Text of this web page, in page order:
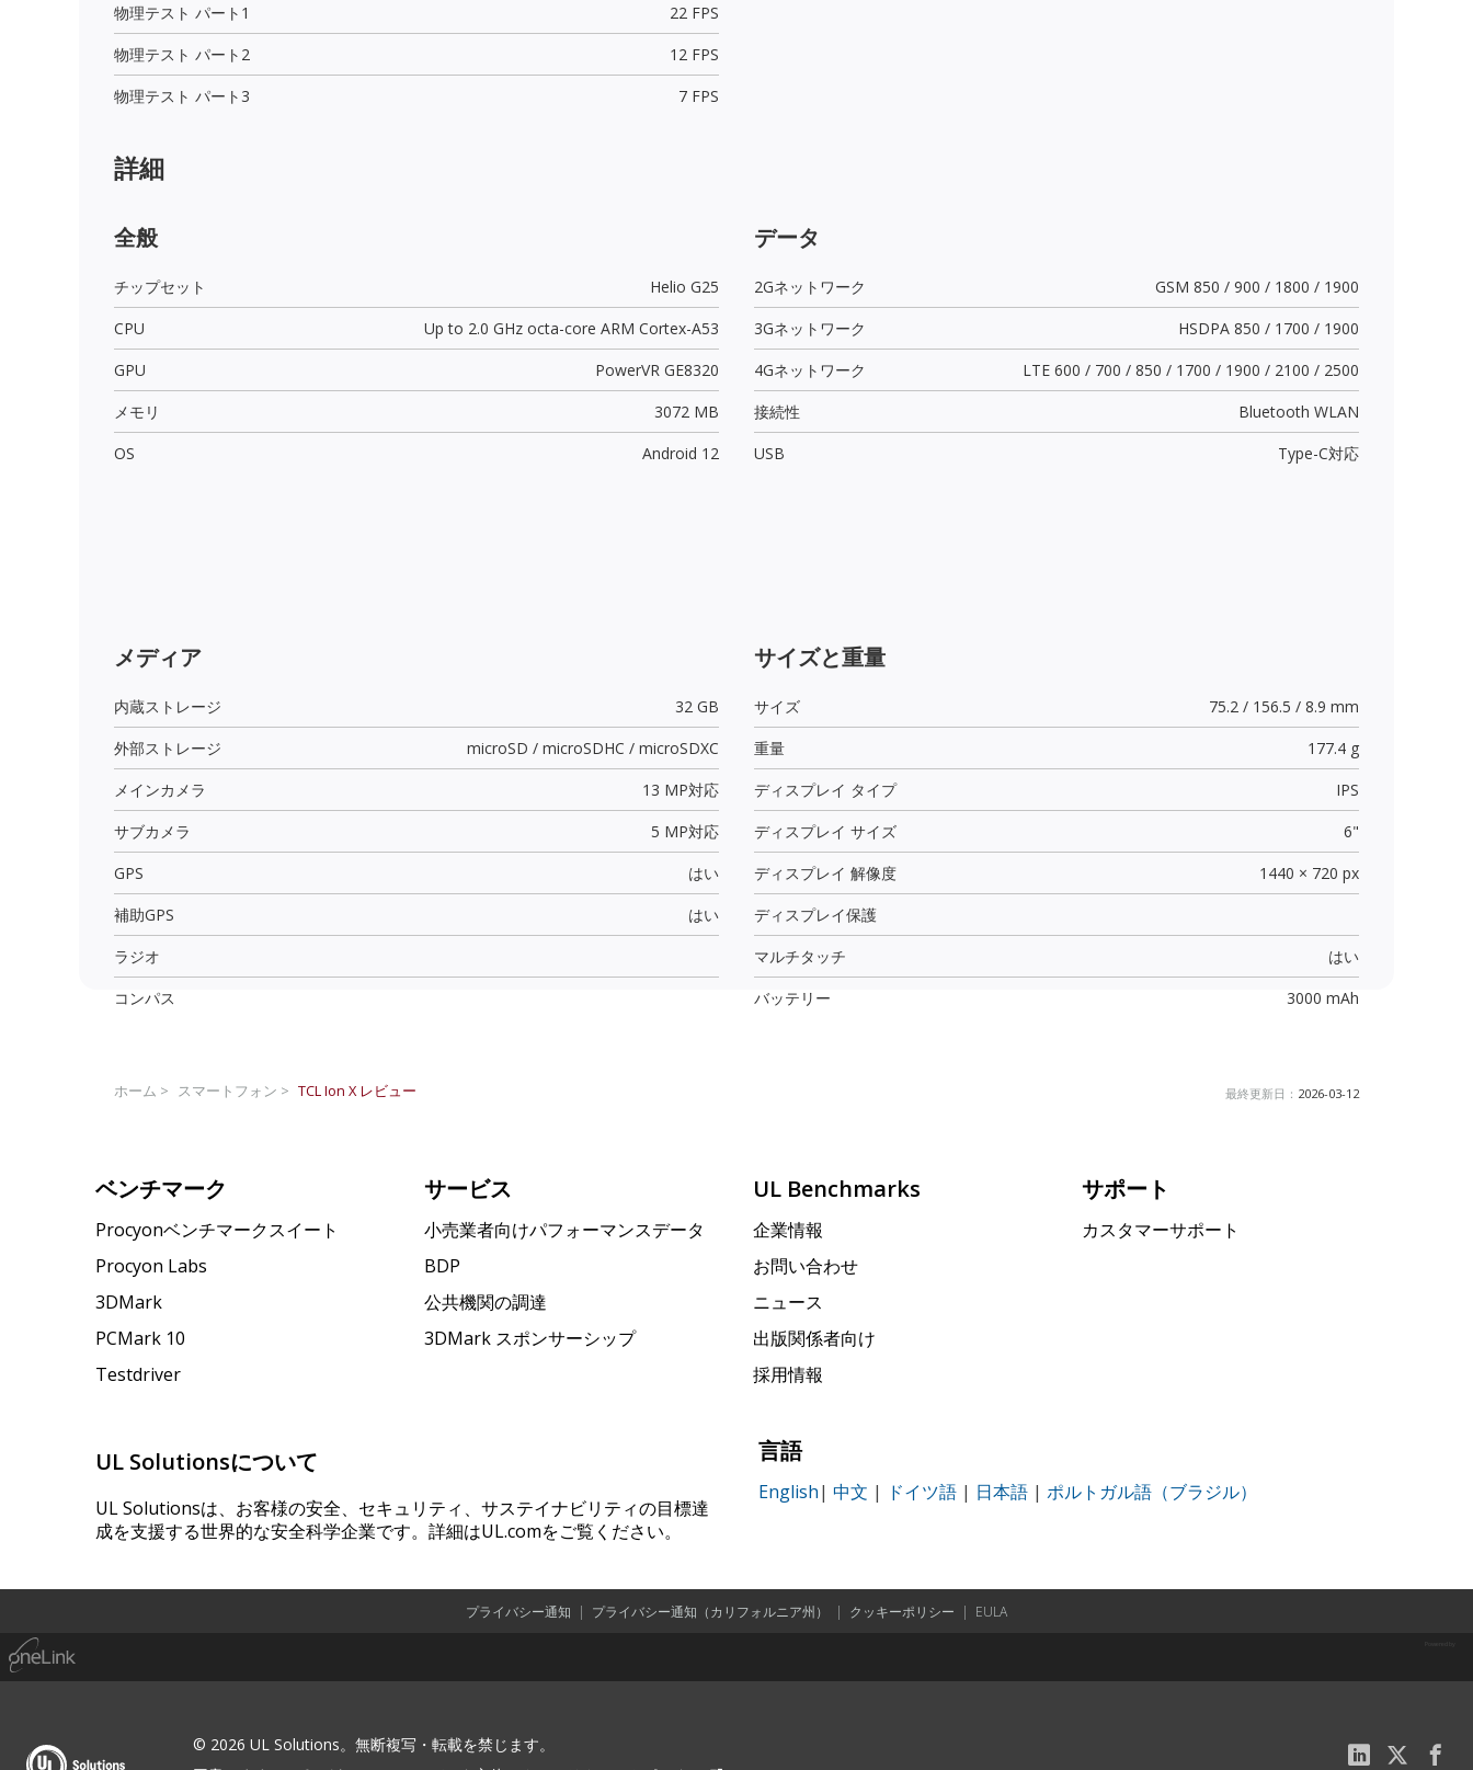
物理テスト パート1
22 FPS
物理テスト パート2
12 FPS
物理テスト パート3
7 FPS
詳細
全般
チップセット
Helio G25
CPU
Up to 2.0 GHz octa-core ARM Cortex-A53
GPU
PowerVR GE8320
メモリ
3072 MB
OS
Android 12
データ
2Gネットワーク
GSM 850 / 900 / 1800 / 1900
3Gネットワーク
HSDPA 850 / 1700 / 1900
4Gネットワーク
LTE 600 / 700 / 850 / 1700 / 1900 / 2100 / 2500
接続性
Bluetooth WLAN
USB
Type-C対応
メディア
内蔵ストレージ
32 GB
外部ストレージ
microSD / microSDHC / microSDXC
メインカメラ
13 MP対応
サブカメラ
5 MP対応
GPS
はい
補助GPS
はい
ラジオ
コンパス
サイズと重量
サイズ
75.2 / 156.5 / 8.9 mm
重量
177.4 g
ディスプレイ タイプ
IPS
ディスプレイ サイズ
6"
ディスプレイ 解像度
1440 × 720 px
ディスプレイ保護
マルチタッチ
はい
バッテリー
3000 mAh
ホーム > スマートフォン > TCL Ion X レビュー 最終更新日： 2026-03-12
ベンチマーク
Procyonベンチマークスイート
Procyon Labs
3DMark
PCMark 10
Testdriver
サービス
小売業者向けパフォーマンスデータ
BDP
公共機関の調達
3DMark スポンサーシップ
UL Benchmarks
企業情報
お問い合わせ
ニュース
出版関係者向け
採用情報
サポート
カスタマーサポート
UL Solutionsについて
UL Solutionsは、お客様の安全、セキュリティ、サステイナビリティの目標達
成を支援する世界的な安全科学企業です。詳細はUL.comをご覧ください。
言語
English| 中文 | ドイツ語 | 日本語 | ポルトガル語（ブラジル）
プライバシー通知 | プライバシー通知（カリフォルニア州） | クッキーポリシー | EULA
© 2026 UL Solutions。無断複写・転載を禁じます。